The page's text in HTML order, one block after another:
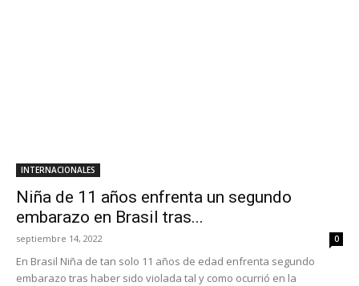
INTERNACIONALES
Niña de 11 años enfrenta un segundo
embarazo en Brasil tras...
septiembre 14, 2022 0
En Brasil Niña de tan solo 11 años de edad enfrenta segundo
embarazo tras haber sido violada tal y como ocurrió en la